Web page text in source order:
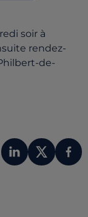
soir à
rendez-
de-